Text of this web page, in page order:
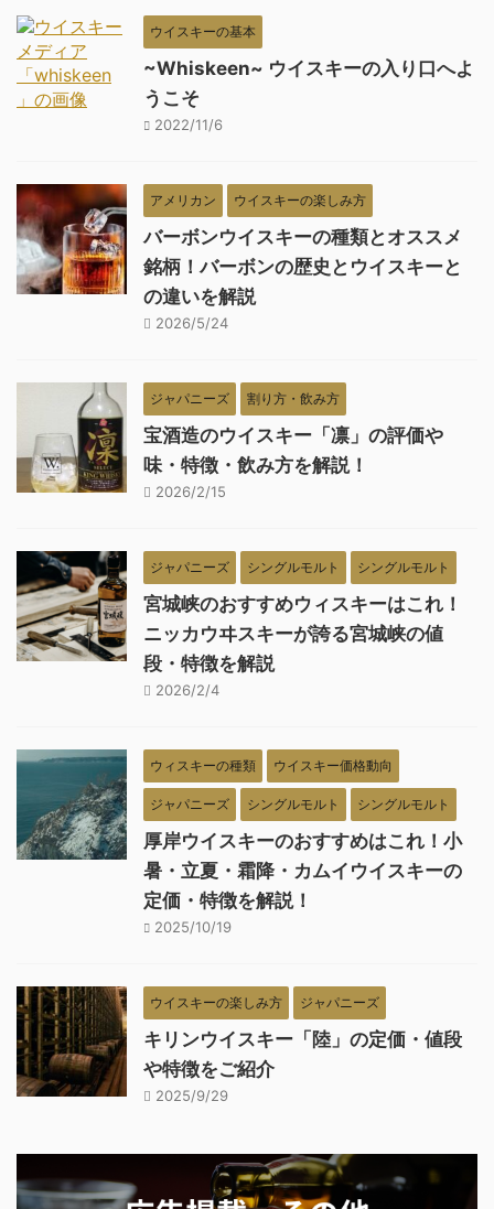
ウイスキーの基本
~Whiskeen~ ウイスキーの入り口へよ
うこそ
2022/11/6
アメリカン ウイスキーの楽しみ方
バーボンウイスキーの種類とオススメ
銘柄！バーボンの歴史とウイスキーと
の違いを解説
2026/5/24
ジャパニーズ 割り方・飲み方
宝酒造のウイスキー「凛」の評価や
味・特徴・飲み方を解説！
2026/2/15
ジャパニーズ シングルモルト シングルモルト
宮城峡のおすすめウィスキーはこれ！
ニッカウヰスキーが誇る宮城峡の値
段・特徴を解説
2026/2/4
ウィスキーの種類 ウイスキー価格動向
ジャパニーズ シングルモルト シングルモルト
厚岸ウイスキーのおすすめはこれ！小
暑・立夏・霜降・カムイウイスキーの
定価・特徴を解説！
2025/10/19
ウイスキーの楽しみ方 ジャパニーズ
キリンウイスキー「陸」の定価・値段
や特徴をご紹介
2025/9/29